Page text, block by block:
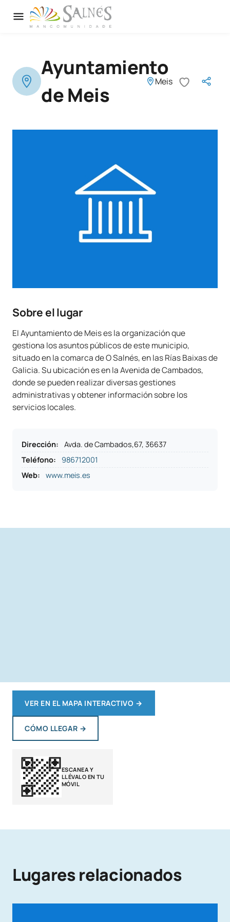
Ayuntamiento
de Meis
Meis
Sobre el lugar
El Ayuntamiento de Meis es la organización que
gestiona los asuntos públicos de este municipio,
situado en la comarca de O Salnés, en las Rías Baixas de
Galicia. Su ubicación es en la Avenida de Cambados,
donde se pueden realizar diversas gestiones
administrativas y obtener información sobre los
servicios locales.
Dirección:
Avda. de Cambados,67, 36637
Teléfono:
986712001
Web:
www.meis.es
VER EN EL MAPA INTERACTIVO →
CÓMO LLEGAR →
ESCANEA Y
LLÉVALO EN TU
MÓVIL
Lugares relacionados